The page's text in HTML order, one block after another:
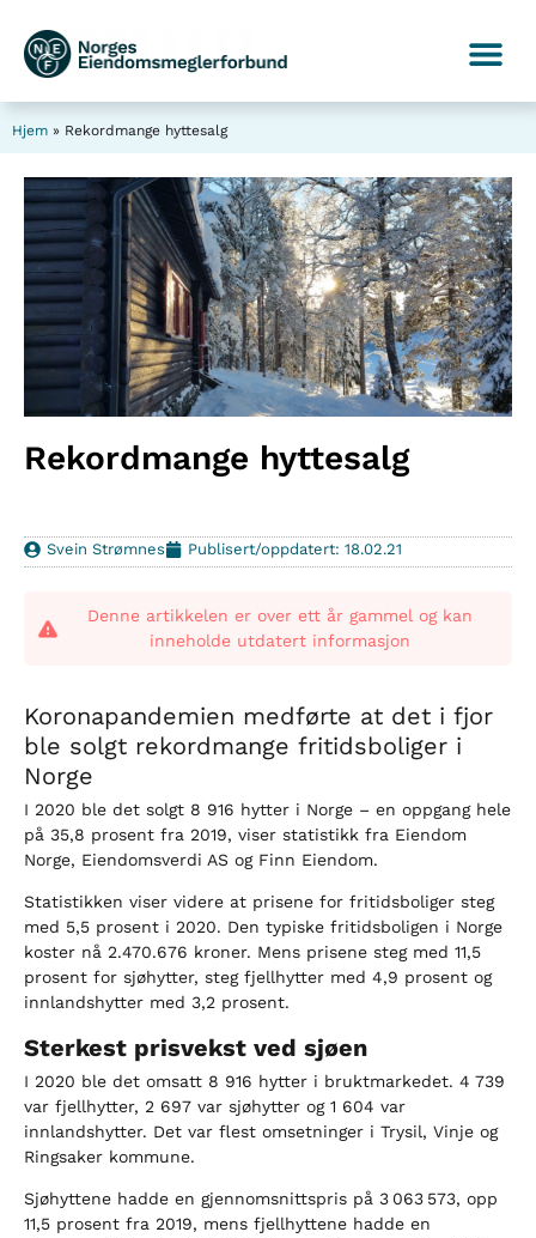
Hjem » Rekordmange hyttesalg
Rekordmange hyttesalg
Svein Strømnes Publisert/oppdatert: 18.02.21
Denne artikkelen er over ett år gammel og kan
inneholde utdatert informasjon
Koronapandemien medførte at det i fjor
ble solgt rekordmange fritidsboliger i
Norge
I 2020 ble det solgt 8 916 hytter i Norge – en oppgang hele
på 35,8 prosent fra 2019, viser statistikk fra Eiendom
Norge, Eiendomsverdi AS og Finn Eiendom.
Statistikken viser videre at prisene for fritidsboliger steg
med 5,5 prosent i 2020. Den typiske fritidsboligen i Norge
koster nå 2.470.676 kroner. Mens prisene steg med 11,5
prosent for sjøhytter, steg fjellhytter med 4,9 prosent og
innlandshytter med 3,2 prosent.
Sterkest prisvekst ved sjøen
I 2020 ble det omsatt 8 916 hytter i bruktmarkedet. 4 739
var fjellhytter, 2 697 var sjøhytter og 1 604 var
innlandshytter. Det var flest omsetninger i Trysil, Vinje og
Ringsaker kommune.
Sjøhyttene hadde en gjennomsnittspris på 3 063 573, opp
11,5 prosent fra 2019, mens fjellhyttene hadde en